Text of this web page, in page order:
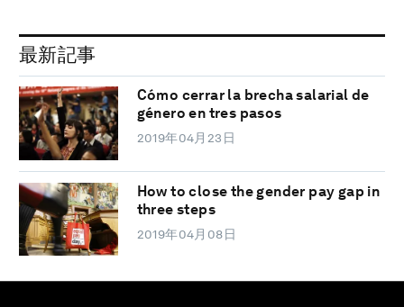
最新記事
Cómo cerrar la brecha salarial de
género en tres pasos
2019年04月23日
How to close the gender pay gap in
three steps
2019年04月08日